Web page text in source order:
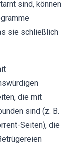
sind, können
sie schließlich
die mit
sind (z. B.
Seiten), die